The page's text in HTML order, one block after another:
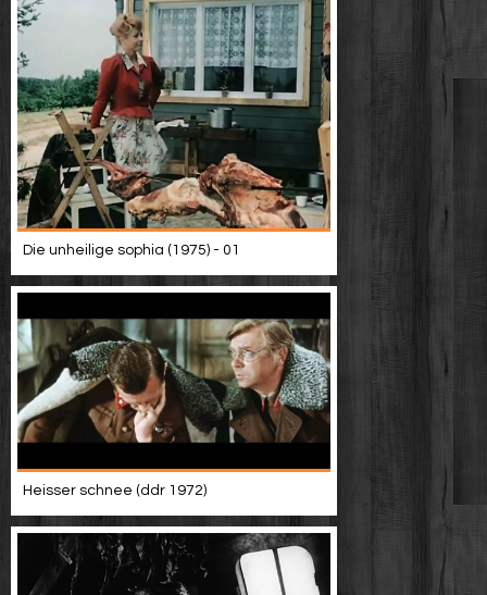
Die unheilige sophia (1975) - 01
Heisser schnee (ddr 1972)